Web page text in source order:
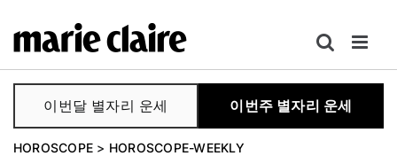
텐
로
너
이번달 별자리 운세 이번주 별자리 운세
HOROSCOPE > HOROSCOPE-WEEKLY